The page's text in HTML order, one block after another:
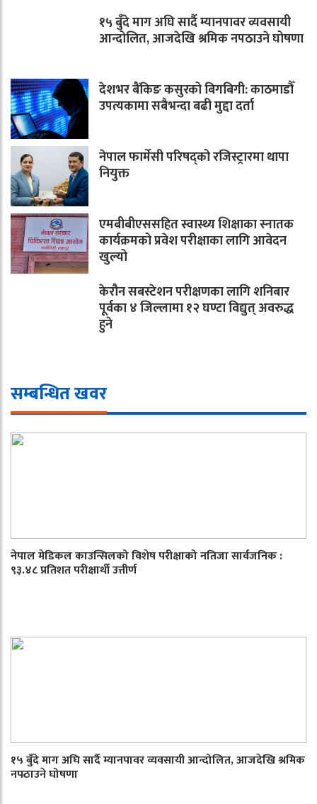
१५ बुँदे माग अघि सार्दै म्यानपावर व्यवसायी
आन्दोलित, आजदेखि श्रमिक नपठाउने घोषणा
देशभर बैंकिङ कसुरको बिगबिगी: काठमाडौँ
उपत्यकामा सबैभन्दा बढी मुद्दा दर्ता
नेपाल फार्मेसी परिषद्को रजिस्ट्रारमा थापा
नियुक्त
एमबीबीएससहित स्वास्थ्य शिक्षाका स्नातक
कार्यक्रमको प्रवेश परीक्षाका लागि आवेदन
खुल्यो
केरौन सबस्टेशन परीक्षणका लागि शनिबार
पूर्वका ४ जिल्लामा १२ घण्टा विद्युत् अवरुद्ध
हुने
सम्बन्धित खवर
नेपाल मेडिकल काउन्सिलको विशेष परीक्षाको नतिजा सार्वजनिक :
९३.४८ प्रतिशत परीक्षार्थी उत्तीर्ण
१५ बुँदे माग अघि सार्दै म्यानपावर व्यवसायी आन्दोलित, आजदेखि श्रमिक
नपठाउने घोषणा